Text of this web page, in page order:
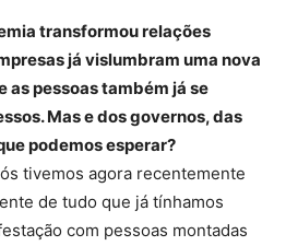
transformou relações
já vislumbram uma nova
as pessoas também já se
Mas e dos governos, das
podemos esperar?
tivemos agora recentemente
de tudo que já tínhamos
com pessoas montadas